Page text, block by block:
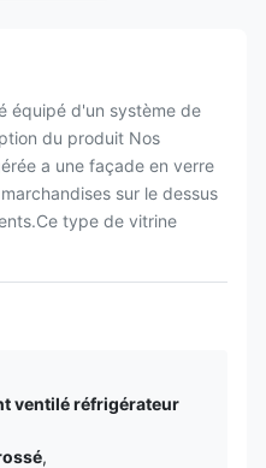
équipé d'un système de
du produit Nos
a une façade en verre
sur le dessus
type de vitrine
ventilé réfrigérateur
,